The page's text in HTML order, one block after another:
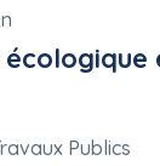
Publics